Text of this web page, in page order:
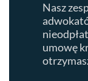
Nasz
umowę